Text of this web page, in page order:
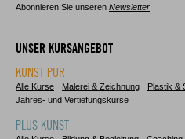
Abonnieren Sie unseren Newsletter!
UNSER KURSANGEBOT
KUNST PUR
Alle Kurse Malerei & Zeichnung Plastik &
Jahres- und Vertiefungskurse
PLUS KUNST